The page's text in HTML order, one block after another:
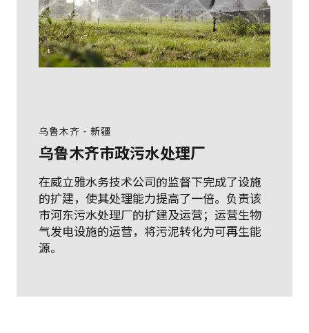
乌鲁木齐 - 新疆
乌鲁木齐市政污水处理厂
在威立雅水务技术公司的监督下完成了设施
的扩建，使其处理能力提高了一倍。负责该
市河东污水处理厂的扩建及运营；运营生物
气发电设施的运营，将污泥转化为可再生能
源。